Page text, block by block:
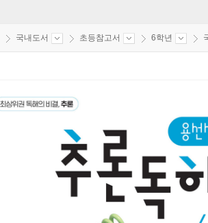
국내도서 초등참고서 6학년